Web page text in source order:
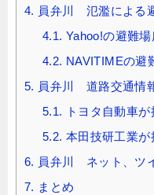
4. 員弁川 氾濫による
4.1. Yahoo!の避難
4.2. NAVITIMEの避
5. 員弁川 道路交通情
5.1. トヨタ自動車
5.2. 本田技研工業
6. 員弁川 ネット、ツ
7. まとめ